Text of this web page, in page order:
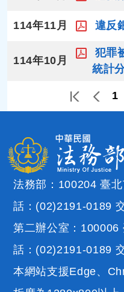
114年11月 違反
114年10月
犯罪
統計
1
法務部：100204 臺
話：(02)2191-0189
第二辦公室：100006
話：(02)2191-0189
本網站支援Edge、